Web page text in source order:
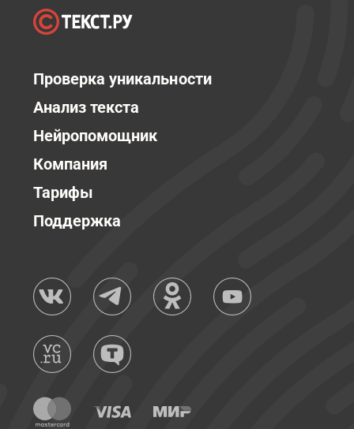
Проверка уникальности
Анализ текста
Нейропомощник
Компания
Тарифы
Поддержка